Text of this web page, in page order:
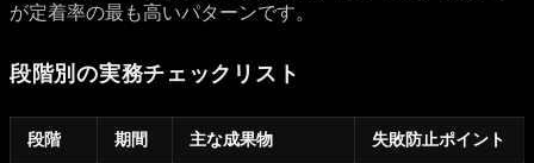
が定着率の最も高いパターンです。
段階別の実務チェックリスト
段階 期間 主な成果物 失敗防止ポイント